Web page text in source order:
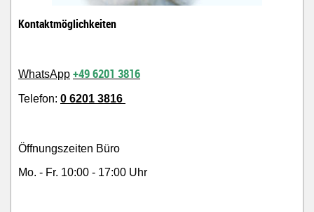
Kontaktmöglichkeiten
WhatsApp +49 6201 3816
Telefon: 0 6201 3816
Öffnungszeiten Büro
Mo. - Fr. 10:00 - 17:00 Uhr